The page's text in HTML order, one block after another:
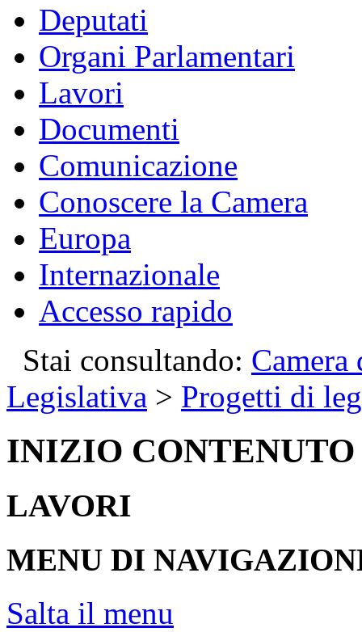
Deputati
Organi Parlamentari
Lavori
Documenti
Comunicazione
Conoscere la Camera
Europa
Internazionale
Accesso rapido
Stai consultando: Camera
Legislativa > Progetti di
INIZIO CONTENUTO
LAVORI
MENU DI
Salta il menu